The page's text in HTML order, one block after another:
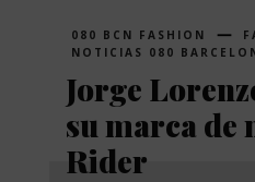
080 BCN FASHION
NOTICIAS 080
Jorge
su marca de
Rider